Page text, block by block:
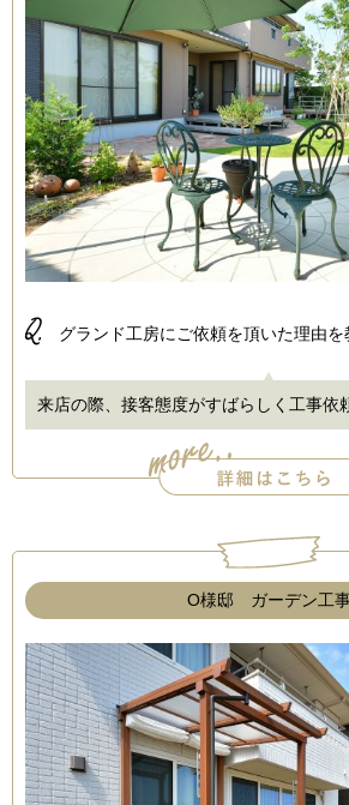
Q. グランド工房にご依頼を頂いた理由を
来店の際、接客態度がすばらしく工事依
O様邸 ガーデン工